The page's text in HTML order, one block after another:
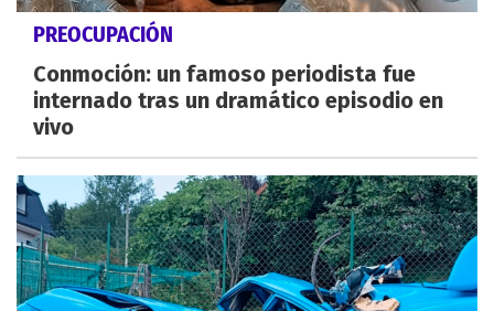
PREOCUPACIÓN
Conmoción: un famoso periodista fue
internado tras un dramático episodio en
vivo